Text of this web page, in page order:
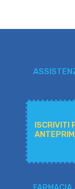
ISCRIVITI